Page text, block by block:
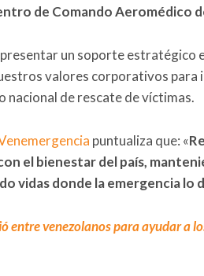
de Comando Aeromédico
un soporte estratégico
valores corporativos para
nacional de rescate de víctimas.
puntualiza que: «
el bienestar del país,
vidas donde la emergencia lo
entre venezolanos para ayudar a